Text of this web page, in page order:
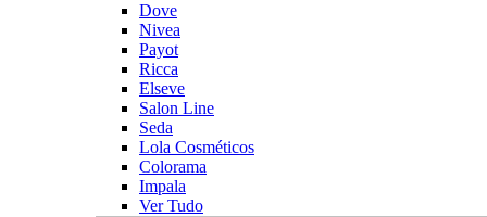
Dove
Nivea
Payot
Ricca
Elseve
Salon Line
Seda
Lola Cosméticos
Colorama
Impala
Ver Tudo